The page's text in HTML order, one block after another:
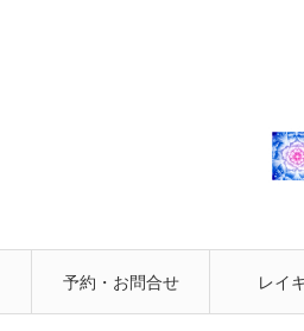
予約・お問合せ レイ